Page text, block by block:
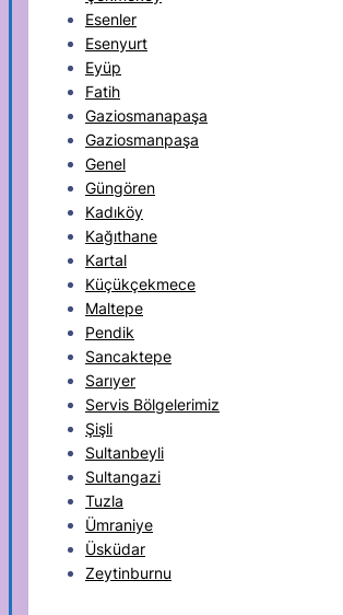
Esenler
Esenyurt
Eyüp
Fatih
Gaziosmanapaşa
Gaziosmanpaşa
Genel
Güngören
Kadıköy
Kağıthane
Kartal
Küçükçekmece
Maltepe
Pendik
Sancaktepe
Sarıyer
Servis Bölgelerimiz
Şişli
Sultanbeyli
Sultangazi
Tuzla
Ümraniye
Üsküdar
Zeytinburnu